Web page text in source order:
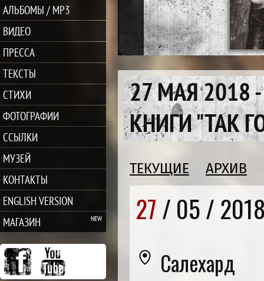
АЛЬБОМЫ / MP3
ВИДЕО
ПРЕССА
ТЕКСТЫ
СТИХИ
ФОТОГРАФИИ
ССЫЛКИ
МУЗЕЙ
КОНТАКТЫ
ENGLISH VERSION
МАГАЗИН
27 МАЯ 2018
КНИГИ "ТАК
ТЕКУЩИЕ АРХИВ
27/ 05 /
Салехард